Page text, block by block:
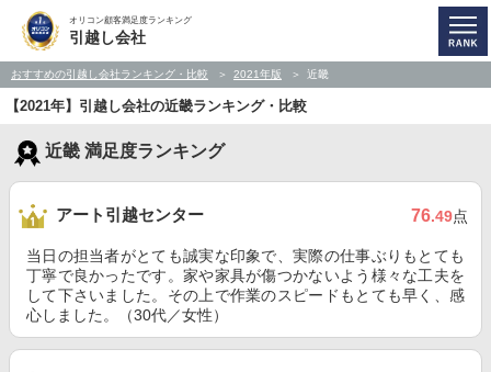
オリコン顧客満足度ランキング
引越し会社
おすすめの引越し会社ランキング・比較 2021年版 近畿
【2021年】引越し会社の近畿ランキング・比較
近畿 満足度ランキング
アート引越センター 76.49点
当日の担当者がとても誠実な印象で、実際の仕事ぶりもとても
丁寧で良かったです。家や家具が傷つかないよう様々な工夫を
して下さいました。その上で作業のスピードもとても早く、感
心しました。（30代／女性）